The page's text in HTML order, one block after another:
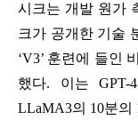
시크는 개발 원가
크가 공개한 기술
‘V3’ 훈련에 들인
했다. 이는
LLaMA3의 10분의